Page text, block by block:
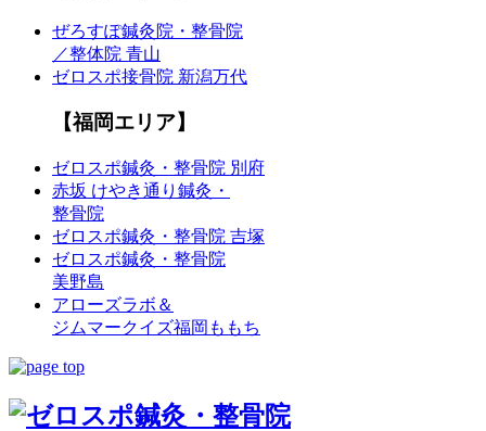
ぜろすぽ鍼灸院・整骨院
／整体院 青山
ゼロスポ接骨院 新潟万代
【福岡エリア】
ゼロスポ鍼灸・整骨院 別府
赤坂 けやき通り鍼灸・
整骨院
ゼロスポ鍼灸・整骨院 吉塚
ゼロスポ鍼灸・整骨院
美野島
アローズラボ＆
ジムマークイズ福岡ももち